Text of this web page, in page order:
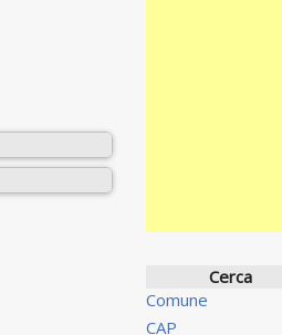
Cerca
Comune
CAP